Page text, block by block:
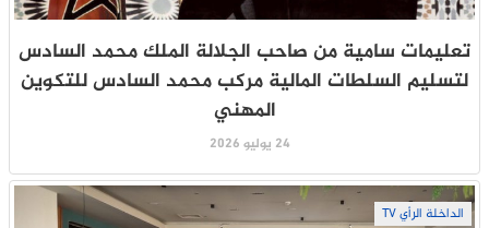
تعليمات سامية من صاحب الجلالة الملك محمد السادس
لتسليم السلطات المالية مركب محمد السادس للتكوين
المهني
24 يوليو 2026
الداخلة الرأي TV